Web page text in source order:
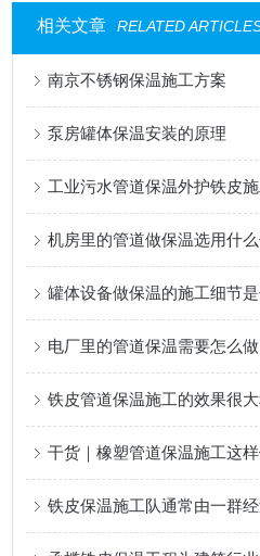
相关文章 RELATED
南京不锈钢保温施工方案
泵房罐体保温安装的原理
工业污水管道保温外护铁皮
机房里的管道做保温选用什
罐体设备做保温的施工细节
电厂里的管道保温需要怎么做
铁皮管道保温施工的效果很
干货｜橡塑管道保温施工这
铁皮保温施工队通常由一群